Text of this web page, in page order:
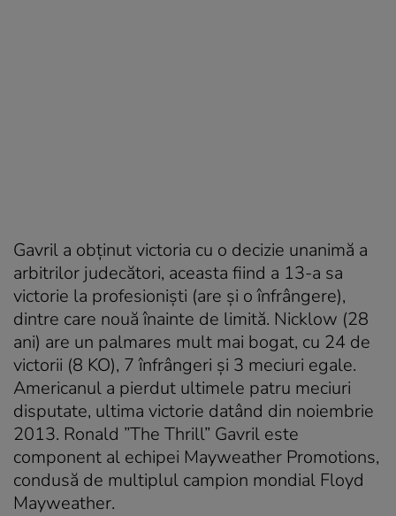
Gavril a obținut victoria cu o decizie unanimă a
arbitrilor judecători, aceasta fiind a 13-a sa
victorie la profesioniști (are și o înfrângere),
dintre care nouă înainte de limită. Nicklow (28
ani) are un palmares mult mai bogat, cu 24 de
victorii (8 KO), 7 înfrângeri și 3 meciuri egale.
Americanul a pierdut ultimele patru meciuri
disputate, ultima victorie datând din noiembrie
2013. Ronald ”The Thrill” Gavril este
component al echipei Mayweather Promotions,
condusă de multiplul campion mondial Floyd
Mayweather.